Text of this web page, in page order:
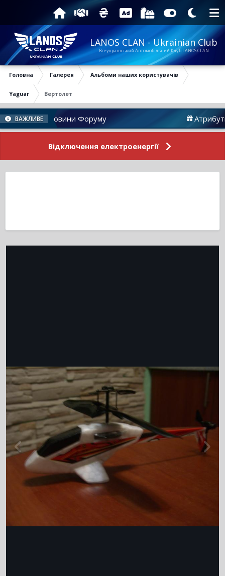
LANOS CLAN - Ukrainian Club
Всеукраїнський Автомобільний Клуб LANOS CLAN
Головна Галерея Альбоми наших користувачів
Yaguar Вертолет
ВАЖЛИВЕНовини Форуму Атрибутика
Відключення електроенергії